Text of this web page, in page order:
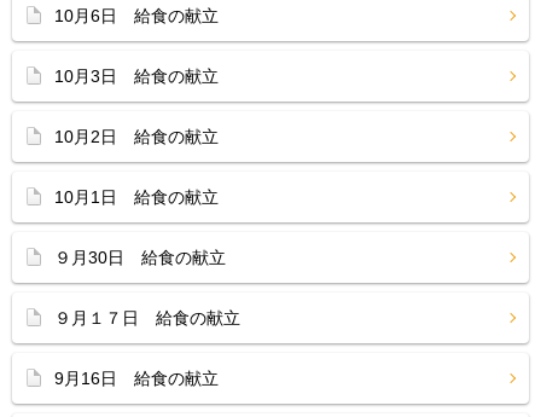
10月6日 給食の献立
10月3日 給食の献立
10月2日 給食の献立
10月1日 給食の献立
９月30日 給食の献立
９月１７日 給食の献立
9月16日 給食の献立